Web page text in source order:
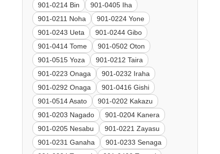
901-0214 Bin
901-0405 Iha
901-0211 Noha
901-0224 Yone
901-0243 Ueta
901-0244 Gibo
901-0414 Tome
901-0502 Oton
901-0515 Yoza
901-0212 Taira
901-0223 Onaga
901-0232 Iraha
901-0292 Onaga
901-0416 Gishi
901-0514 Asato
901-0202 Kakazu
901-0203 Nagado
901-0204 Kanera
901-0205 Nesabu
901-0221 Zayasu
901-0231 Ganaha
901-0233 Senaga